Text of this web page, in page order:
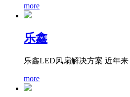
more
乐鑫
乐鑫LED风扇解决方案 近年
more